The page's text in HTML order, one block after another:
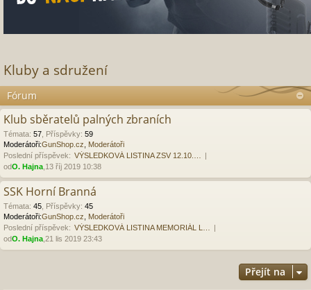
Kluby a sdružení
Fórum
Klub sběratelů palných zbraních
Témata: 57 Příspěvky: 59
Moderátoři:GunShop.cz
Moderátoři
Poslední příspěvek: VÝSLEDKOVÁ LISTINA ZSV 12.10.…
odO. Hajna ,13 říj 2019 10:38
SSK Horní Branná
Témata: 45 Příspěvky: 45
Moderátoři:GunShop.cz
Moderátoři
Poslední příspěvek: VÝSLEDKOVÁ LISTINA MEMORIÁL L…
odO. Hajna ,21 lis 2019 23:43
Přejít na